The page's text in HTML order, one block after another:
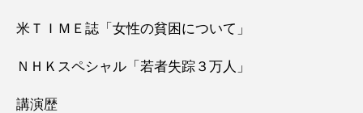
米ＴＩＭＥ誌「女性の貧困について」
ＮＨＫスペシャル「若者失踪３万人」
講演歴